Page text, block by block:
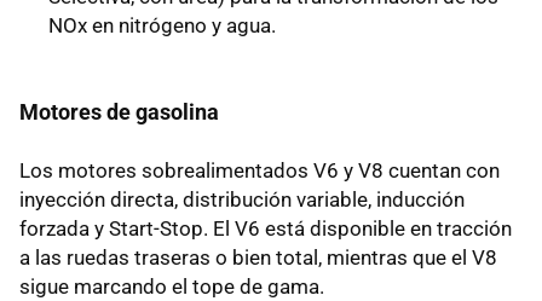
NOx en nitrógeno y agua.
Motores de gasolina
Los motores sobrealimentados V6 y V8 cuentan con
inyección directa, distribución variable, inducción
forzada y Start-Stop. El V6 está disponible en tracción
a las ruedas traseras o bien total, mientras que el V8
sigue marcando el tope de gama.